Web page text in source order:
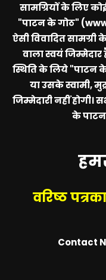
सामग्रियों के लिए
"पाटन के गोठ"
ऐसी विवादित
वाला स्वयं जिम्मेदार
स्थिति के लिये"पाटन
या उसके स्वामी,
जिम्मेदारी नहीं होगी।
के पाटन
वरिष्ठ
Contact